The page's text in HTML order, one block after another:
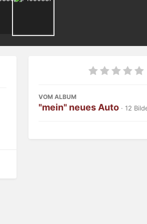
VOM ALBUM
"mein" neues Auto · 12